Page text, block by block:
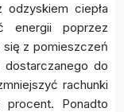
ciepła
energii poprzez
się z pomieszczeń
do
rachunki
Ponadto